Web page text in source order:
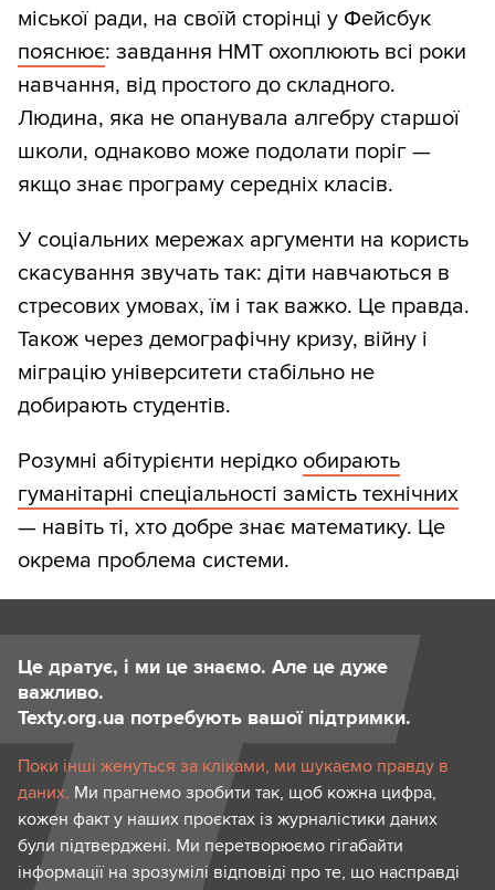
міської ради, на своїй сторінці у Фейсбук
пояснює: завдання НМТ охоплюють всі роки
навчання, від простого до складного.
Людина, яка не опанувала алгебру старшої
школи, однаково може подолати поріг —
якщо знає програму середніх класів.
У соціальних мережах аргументи на користь
скасування звучать так: діти навчаються в
стресових умовах, їм і так важко. Це правда.
Також через демографічну кризу, війну і
міграцію університети стабільно не
добирають студентів.
Розумні абітурієнти нерідко обирають
гуманітарні спеціальності замість технічних
— навіть ті, хто добре знає математику. Це
окрема проблема системи.
Це дратує, і ми це знаємо. Але це дуже
важливо.
Texty.org.ua потребують вашої підтримки.
Поки інші женуться за кліками, ми шукаємо правду в
даних. Ми прагнемо зробити так, щоб кожна цифра,
кожен факт у наших проєктах із журналістики даних
були підтверджені. Ми перетворюємо гігабайти
інформації на зрозумілі відповіді про те, що насправді